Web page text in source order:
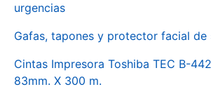
urgencias
Gafas, tapones y protector facial de
Cintas Impresora Toshiba TEC B-
83mm. X 300 m.